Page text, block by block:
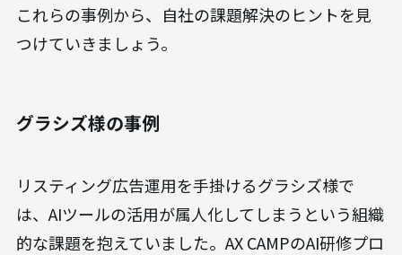
これらの事例から、自社の課題解決のヒントを見
つけていきましょう。
グラシズ様の事例
リスティング広告運用を手掛けるグラシズ様で
は、AIツールの活用が属人化してしまうという組織
的な課題を抱えていました。AX CAMPのAI研修プロ